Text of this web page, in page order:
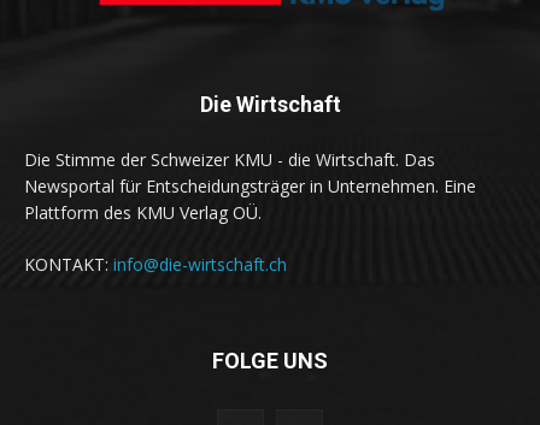
Die Wirtschaft
Die Stimme der Schweizer KMU - die Wirtschaft. Das
Newsportal für Entscheidungsträger in Unternehmen. Eine
Plattform des KMU Verlag OÜ.
KONTAKT: info@die-wirtschaft.ch
FOLGE UNS